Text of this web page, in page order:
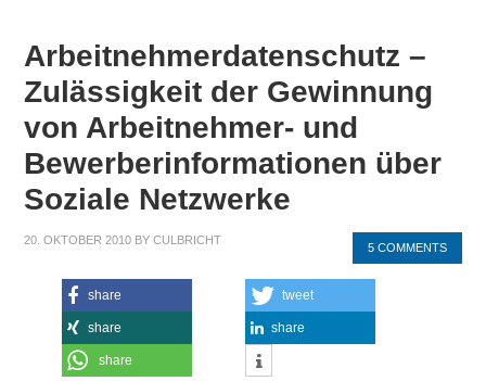
Arbeitnehmerdatenschutz –
Zulässigkeit der Gewinnung
von Arbeitnehmer- und
Bewerberinformationen über
Soziale Netzwerke
20. OKTOBER 2010 BYCULBRICHT
5 COMMENTS
share tweet
share share
share